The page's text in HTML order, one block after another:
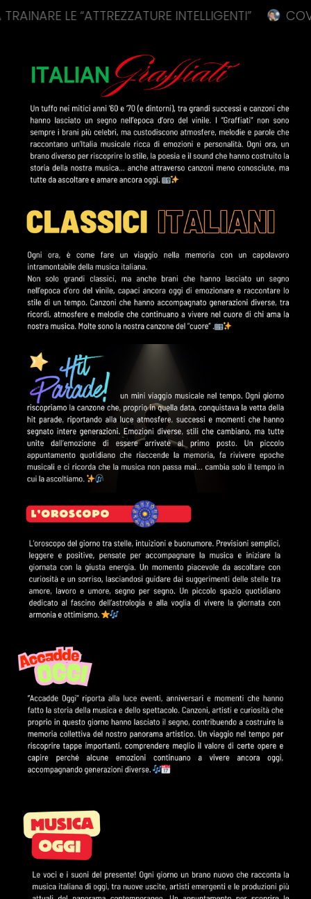
“ATTREZZATURE INTELLIGENTI” COVID, CONTE